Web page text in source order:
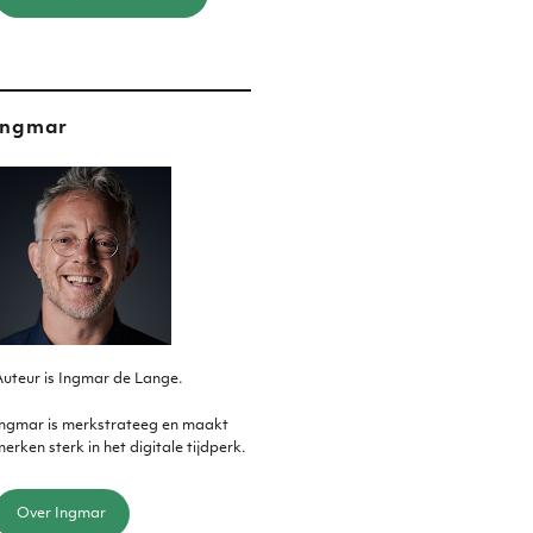
Ingmar
is Ingmar de Lange.
Ingmar is merkstrateeg en maakt
sterk in het digitale tijdperk.
Over Ingmar